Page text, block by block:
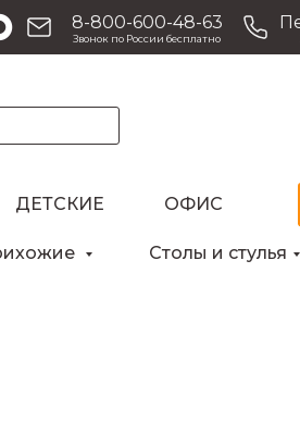
8-800-600-48-63
Звонок по России бесплатно
ДЕТСКИЕ ОФИС
Столы и стулья